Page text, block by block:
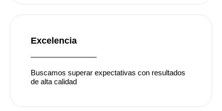
Excelencia
Buscamos superar expectativas con resultados
de alta calidad